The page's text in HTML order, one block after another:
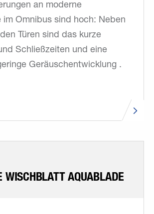
an moderne
im Omnibus sind hoch: Neben
Türen sind das kurze
Schließzeiten und eine
Geräuschentwicklung .
WISCHBLATT AQUABLADE